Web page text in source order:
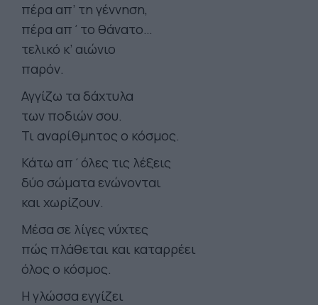
πέρα απ’ τη γέννηση,
πέρα απ΄το θάνατο…
τελικό κ’ αιώνιο
παρόν.
Αγγίζω τα δάχτυλα
των ποδιών σου.
Τι αναρίθμητος ο κόσμος.
Κάτω απ΄όλες τις λέξεις
δύο σώματα ενώνονται
και χωρίζουν.
Μέσα σε λίγες νύχτες
πώς πλάθεται και καταρρέει
όλος ο κόσμος.
Η γλώσσα εγγίζει